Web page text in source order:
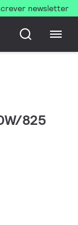
newsletter
825